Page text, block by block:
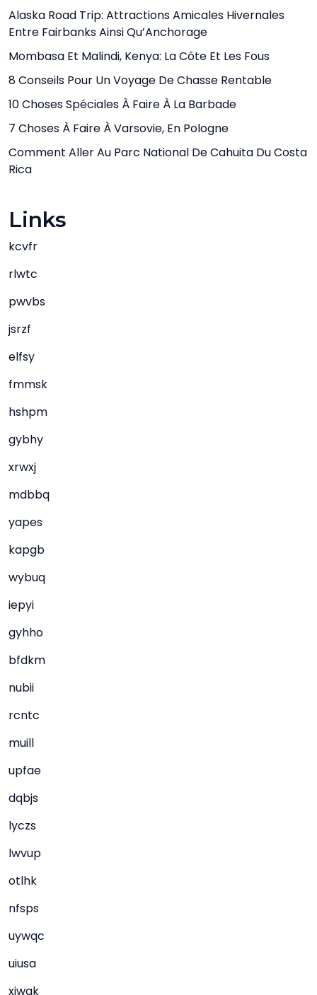
Alaska Road Trip: Attractions Amicales Hivernales
Entre Fairbanks Ainsi Qu’Anchorage
Mombasa Et Malindi, Kenya: La Côte Et Les Fous
8 Conseils Pour Un Voyage De Chasse Rentable
10 Choses Spéciales À Faire À La Barbade
7 Choses À Faire À Varsovie, En Pologne
Comment Aller Au Parc National De Cahuita Du Costa
Rica
Links
kcvfr
rlwtc
pwvbs
jsrzf
elfsy
fmmsk
hshpm
gybhy
xrwxj
mdbbq
yapes
kapgb
wybuq
iepyi
gyhho
bfdkm
nubii
rcntc
muill
upfae
dqbjs
lyczs
lwvup
otlhk
nfsps
uywqc
uiusa
xjwak